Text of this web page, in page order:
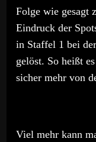
Folge wie gesagt
Eindruck der
in Staffel 1 bei
gelöst. So heißt
sicher mehr von
Viel mehr kann